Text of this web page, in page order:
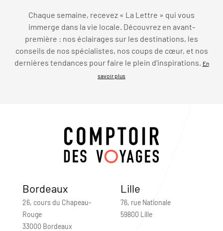
Chaque semaine, recevez « La Lettre » qui vous
immerge dans la vie locale. Découvrez en avant-
première : nos éclairages sur les destinations, les
conseils de nos spécialistes, nos coups de cœur, et nos
dernières tendances pour faire le plein d’inspirations.
En
savoir plus
Bordeaux
26, cours du Chapeau-
Rouge
33000 Bordeaux
Lille
76, rue Nationale
59800 Lille